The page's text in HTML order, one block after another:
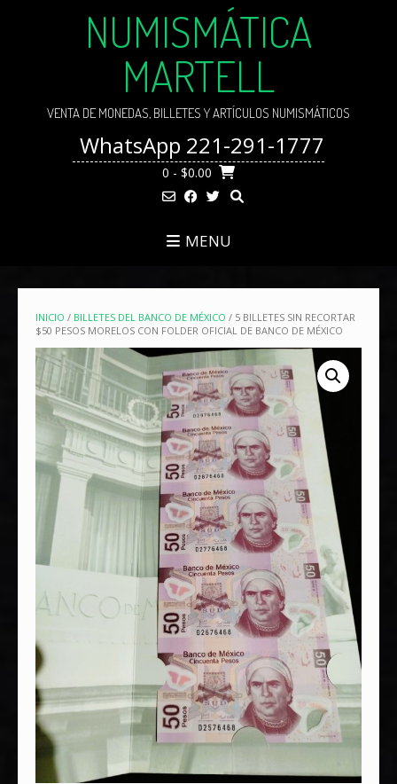
NUMISMÁTICA
MARTELL
VENTA DE MONEDAS, BILLETES Y ARTÍCULOS NUMISMÁTICOS
WhatsApp 221-291-1777
0 - $0.00
MENU
INICIO / BILLETES DEL BANCO DE MÉXICO / 5 BILLETES SIN RECORTAR
$50 PESOS MORELOS CON FOLDER OFICIAL DE BANCO DE MÉXICO